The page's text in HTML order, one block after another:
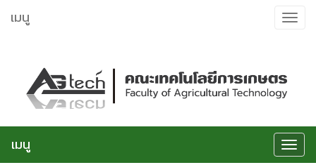
ไป
Toggle
เมนู
Toggle
เมนู